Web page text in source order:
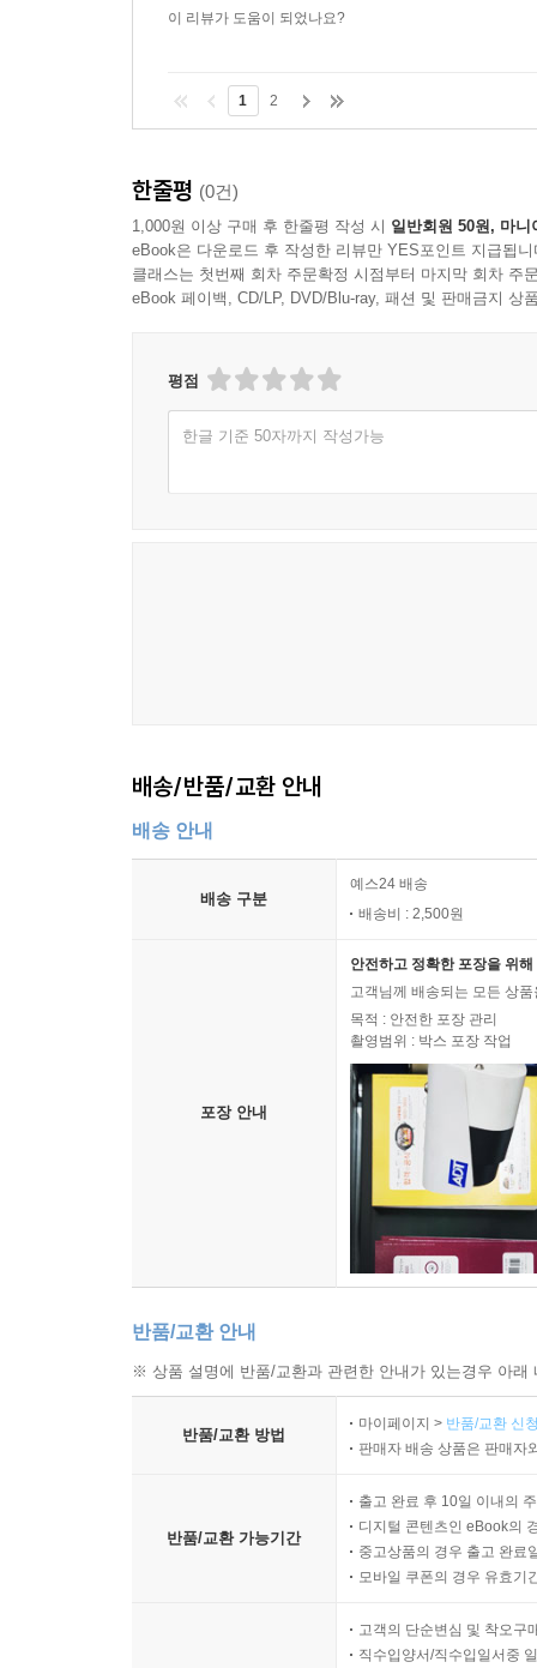
이 리뷰가 도움이 되었나요?
1 2
한줄평 (0건)
1,000원 이상 구매 후 한줄평 작성 시 일반회원 50원, 마니
eBook은 다운로드 후 작성한 리뷰만 YES포인트 지급됩니
클래스는 첫번째 회차 주문확정 시점부터 마지막 회차 주
eBook 페이백, CD/LP, DVD/Blu-ray, 패션 및 판매금지 상
평점
한글 기준 50자까지 작성가능
배송/반품/교환 안내
배송 안내
배송 구분
예스24 배송
배송비 : 2,500원
포장 안내
안전하고 정확한 포장을 위
고객님께 배송되는 모든 상
목적 : 안전한 포장 관리
촬영범위 : 박스 포장 작업
반품/교환 안내
※ 상품 설명에 반품/교환과 관련한 안내가 있는경우 아
반품/교환 방법
마이페이지 > 반품/교환 신
판매자 배송 상품은 판매자
반품/교환 가능기간
출고 완료 후 10일 이내의
디지털 콘텐츠인 eBook의
중고상품의 경우 출고 완료
모바일 쿠폰의 경우 유효기
고객의 단순변심 및 착오구
직수입양서/직수입일서중